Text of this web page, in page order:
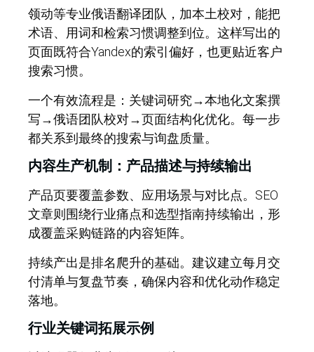
领动等专业俄语翻译团队，加本土校对，能把
术语、用词和检索习惯调整到位。这样写出的
页面既符合Yandex的索引偏好，也更贴近客户
搜索习惯。
一个有效流程是：关键词研究→本地化文案撰
写→俄语团队校对→页面结构化优化。每一步
都关系到最终的搜索与询盘质量。
内容生产机制：产品描述与持续输出
产品页要覆盖参数、应用场景与对比点。SEO
文章则围绕行业痛点和选型指南持续输出，形
成覆盖采购链路的内容矩阵。
持续产出是排名爬升的基础。建议建立每月交
付清单与复盘节奏，确保内容和优化动作稳定
落地。
行业关键词拓展示例